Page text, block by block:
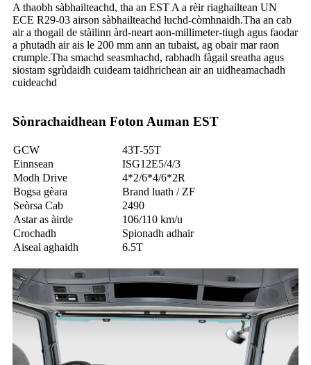
A thaobh sàbhailteachd, tha an EST A a rèir riaghailtean UN
ECE R29-03 airson sàbhailteachd luchd-còmhnaidh.Tha an cab
air a thogail de stàilinn àrd-neart aon-millimeter-tiugh agus faodar
a phutadh air ais le 200 mm ann an tubaist, ag obair mar raon
crumple.Tha smachd seasmhachd, rabhadh fàgail sreatha agus
siostam sgrùdaidh cuideam taidhrichean air an uidheamachadh
cuideachd
Sònrachaidhean Foton Auman EST
GCW
43T-55T
Einnsean
ISG12E5/4/3
Modh Drive
4*2/6*4/6*2R
Bogsa gèara
Brand luath / ZF
Seòrsa Cab
2490
Astar as àirde
106/110 km/u
Crochadh
Spionadh adhair
Aiseal aghaidh
6.5T